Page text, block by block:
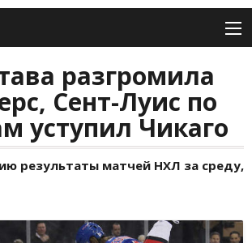
разгромила
Сент-Луис по
уступил Чикаго
результаты матчей НХЛ за среду,